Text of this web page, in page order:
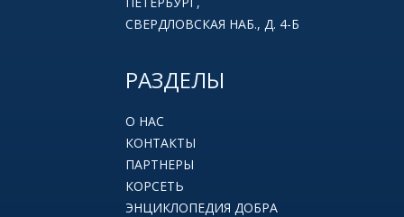
СВЕРДЛОВСКАЯ НАБ., Д. 4-Б
РАЗДЕЛЫ
О НАС
КОНТАКТЫ
ПАРТНЕРЫ
КОРСЕТЬ
ЭНЦИКЛОПЕДИЯ ДОБРА